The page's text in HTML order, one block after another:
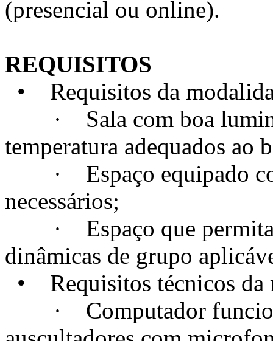
(presencial ou online).
REQUISITOS
• Requisitos da
· Sala com boa
temperatura adequados ao
· Espaço equipado
necessários;
· Espaço que permita
dinâmicas de grupo
• Requisitos técnicos da
· Computador